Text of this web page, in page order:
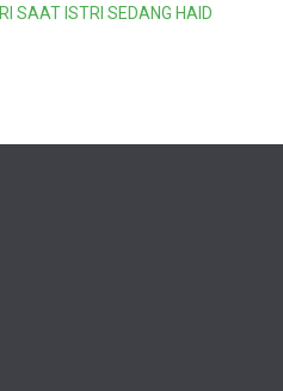
SAAT ISTRI SEDANG HAID